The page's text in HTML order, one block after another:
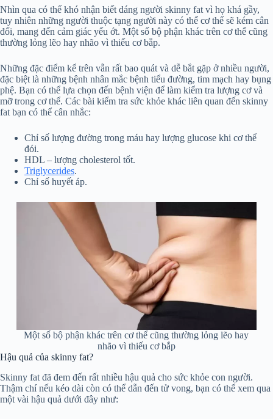
Nhìn qua có thể khó nhận biết dáng người skinny fat vì họ khá gầy,
tuy nhiên những người thuộc tạng người này có thể cơ thể sẽ kém cân
đối, mang đến cảm giác yếu ớt. Một số bộ phận khác trên cơ thể cũng
thường lỏng lẽo hay nhão vì thiếu cơ bắp.
Những đặc điểm kể trên vẫn rất bao quát và dễ bắt gặp ở nhiều người,
đặc biệt là những bệnh nhân mắc bệnh tiểu đường, tim mạch hay bụng
phệ. Bạn có thể lựa chọn đến bệnh viện để làm kiểm tra lượng cơ và
mỡ trong cơ thể. Các bài kiểm tra sức khỏe khác liên quan đến skinny
fat bạn có thể cân nhắc:
Chỉ số lượng đường trong máu hay lượng glucose khi cơ thể
đói.
HDL – lượng cholesterol tốt.
Triglycerides.
Chỉ số huyết áp.
Một số bộ phận khác trên cơ thể cũng thường lỏng lẽo hay
nhão vì thiếu cơ bắp
Hậu quả của skinny fat?
Skinny fat đã đem đến rất nhiều hậu quả cho sức khỏe con người.
Thậm chí nếu kéo dài còn có thể dẫn đến tử vong, bạn có thể xem qua
một vài hậu quả dưới đây như: